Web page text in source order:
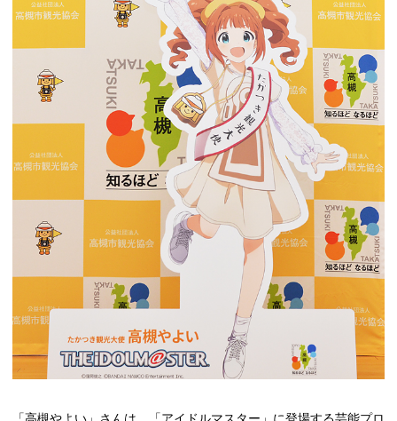
「高槻やよい」さんは、「アイドルマスター」に登場する芸能プロ